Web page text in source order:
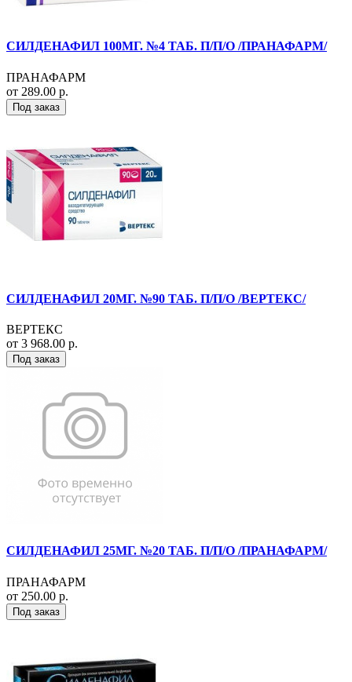
СИЛДЕНАФИЛ 100МГ. №4 ТАБ. П/П/О /ПРАНАФАРМ/
ПРАНАФАРМ
от 289.00 р.
Под заказ
СИЛДЕНАФИЛ 20МГ. №90 ТАБ. П/П/О /ВЕРТЕКС/
ВЕРТЕКС
от 3 968.00 р.
Под заказ
СИЛДЕНАФИЛ 25МГ. №20 ТАБ. П/П/О /ПРАНАФАРМ/
ПРАНАФАРМ
от 250.00 р.
Под заказ